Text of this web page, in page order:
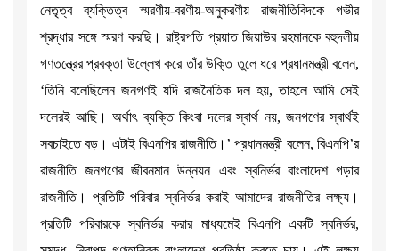
নেতৃত্ব ব্যক্তিত্ব স্মরণীয়-বরণীয়-অনুকরণীয় রাজনীতিবিদকে গভীর
শ্রদ্ধার সঙ্গে স্মরণ করছি। রাষ্ট্রপতি প্রয়াত জিয়াউর রহমানকে বহুদলীয়
গণতন্ত্রের প্রবক্তা উল্লেখ করে তাঁর উক্তি তুলে ধরে প্রধানমন্ত্রী বলেন,
‘তিনি বলেছিলেন জনগণই যদি রাজনৈতিক দল হয়, তাহলে আমি সেই
দলেরই আছি। অর্থাৎ ব্যক্তি কিংবা দলের স্বার্থ নয়, জনগণের স্বার্থই
সবচাইতে বড়। এটাই বিএনপির রাজনীতি।’ প্রধানমন্ত্রী বলেন, বিএনপি’র
রাজনীতি জনগণের জীবনমান উন্নয়ন এবং স্বনির্ভর বাংলাদেশ গড়ার
রাজনীতি। প্রতিটি পরিবার স্বনির্ভর করাই আমাদের রাজনীতির লক্ষ্য।
প্রতিটি পরিবারকে স্বনির্ভর করার মাধ্যমেই বিএনপি একটি স্বনির্ভর,